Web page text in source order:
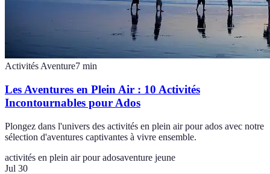
Activités Aventure7 min
Les Aventures en Plein Air : 10 Activités
Incontournables pour Ados
Plongez dans l'univers des activités en plein air pour ados avec notre
sélection d'aventures captivantes à vivre ensemble.
activités en plein air pour adosaventure jeune
Jul 30